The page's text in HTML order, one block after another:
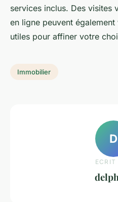
services inclus. Des visites
en ligne peuvent
utiles pour affiner votre
Immobilier
D
ECRIT